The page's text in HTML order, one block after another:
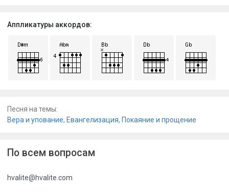
Аппликатуры аккордов:
Песня на темы:
Вера и упование, Евангелизация, Покаяние и прощение
По всем вопросам
hvalite@hvalite.com